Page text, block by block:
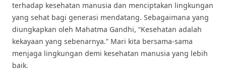
terhadap kesehatan manusia dan menciptakan lingkungan
yang sehat bagi generasi mendatang. Sebagaimana yang
diungkapkan oleh Mahatma Gandhi, “Kesehatan adalah
kekayaan yang sebenarnya.” Mari kita bersama-sama
menjaga lingkungan demi kesehatan manusia yang lebih
baik.